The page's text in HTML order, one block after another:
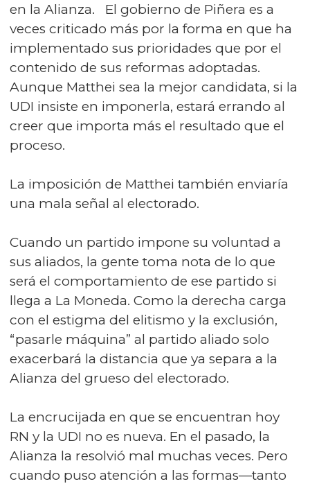
en la Alianza. El gobierno de Piñera es a
veces criticado más por la forma en que ha
implementado sus prioridades que por el
contenido de sus reformas adoptadas.
Aunque Matthei sea la mejor candidata, si la
UDI insiste en imponerla, estará errando al
creer que importa más el resultado que el
proceso.
La imposición de Matthei también enviaría
una mala señal al electorado.
Cuando un partido impone su voluntad a
sus aliados, la gente toma nota de lo que
será el comportamiento de ese partido si
llega a La Moneda. Como la derecha carga
con el estigma del elitismo y la exclusión,
“pasarle máquina” al partido aliado solo
exacerbará la distancia que ya separa a la
Alianza del grueso del electorado.
La encrucijada en que se encuentran hoy
RN y la UDI no es nueva. En el pasado, la
Alianza la resolvió mal muchas veces. Pero
cuando puso atención a las formas—tanto